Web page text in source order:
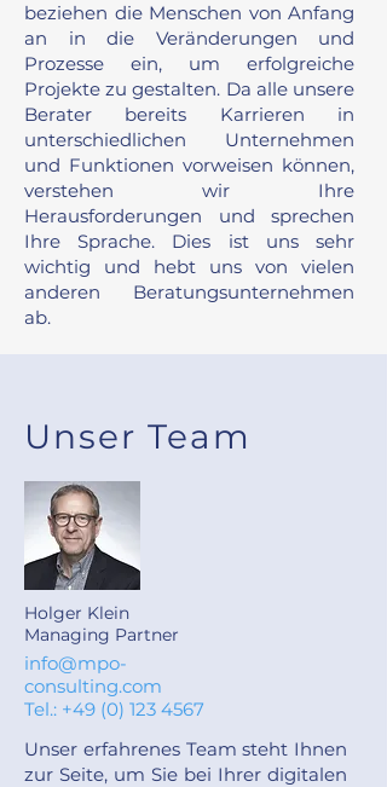
beziehen die Menschen von Anfang
an in die Veränderungen und
Prozesse ein, um erfolgreiche
Projekte zu gestalten. Da alle unsere
Berater bereits Karrieren in
unterschiedlichen Unternehmen
und Funktionen vorweisen können,
verstehen wir Ihre
Herausforderungen und sprechen
Ihre Sprache. Dies ist uns sehr
wichtig und hebt uns von vielen
anderen Beratungsunternehmen
ab.
Unser Team
Holger Klein
Managing Partner
info@mpo-
consulting.com
Tel.: +49 (0) 123 4567
Unser erfahrenes Team steht Ihnen
zur Seite, um Sie bei Ihrer digitalen